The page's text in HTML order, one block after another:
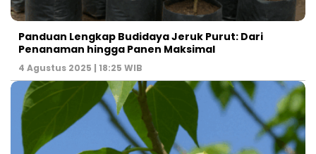
Panduan Lengkap Budidaya Jeruk Purut: Dari
Penanaman hingga Panen Maksimal
4 Agustus 2025 | 18:25 WIB